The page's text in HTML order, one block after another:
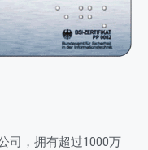
司，拥有超过1000万